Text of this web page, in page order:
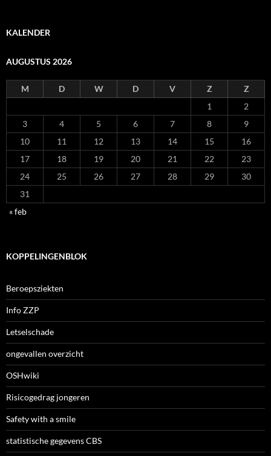
KALENDER
AUGUSTUS 2026
M D W D V Z
Z
1
2
3
4 5 6 7 8
9
10
11 12 13 14 15
16
17
18 19 20 21 22
23
24
25 26 27 28 29
30
31
« feb
KOPPELINGENBLOK
Beroepsziekten
Info ZZP
Letselschade
ongevallen overzicht
OSHwiki
Risicogedrag jongeren
Safety with a smile
statistische gegevens CBS